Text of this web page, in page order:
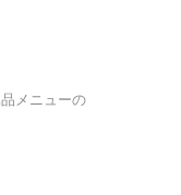
メニューの